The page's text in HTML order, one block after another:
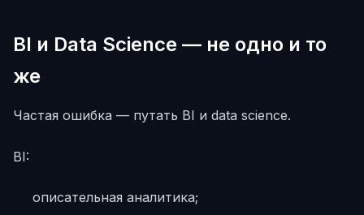
BI и Data Science — не одно и то
же
Частая ошибка — путать BI и data science.
BI:
описательная аналитика;